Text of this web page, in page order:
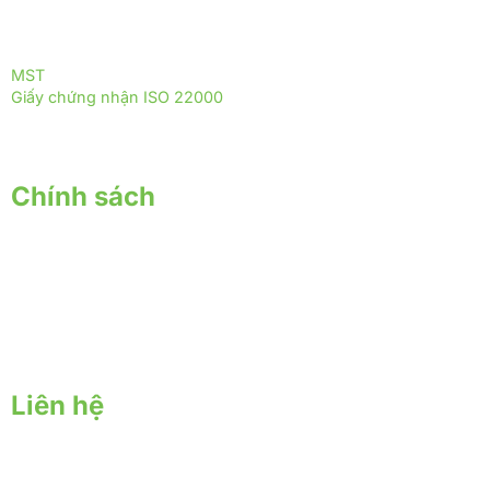
MST: 0317255399
Giấy chứng nhận ISO 22000: 2018 - ISOQ.4244-FSMS
Chính sách
Liên hệ